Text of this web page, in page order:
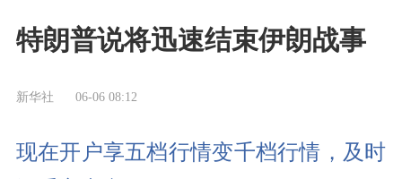
特朗普说将迅速结束伊朗战事
新华社 06-06 08:12
现在开户享五档行情变千档行情，及时